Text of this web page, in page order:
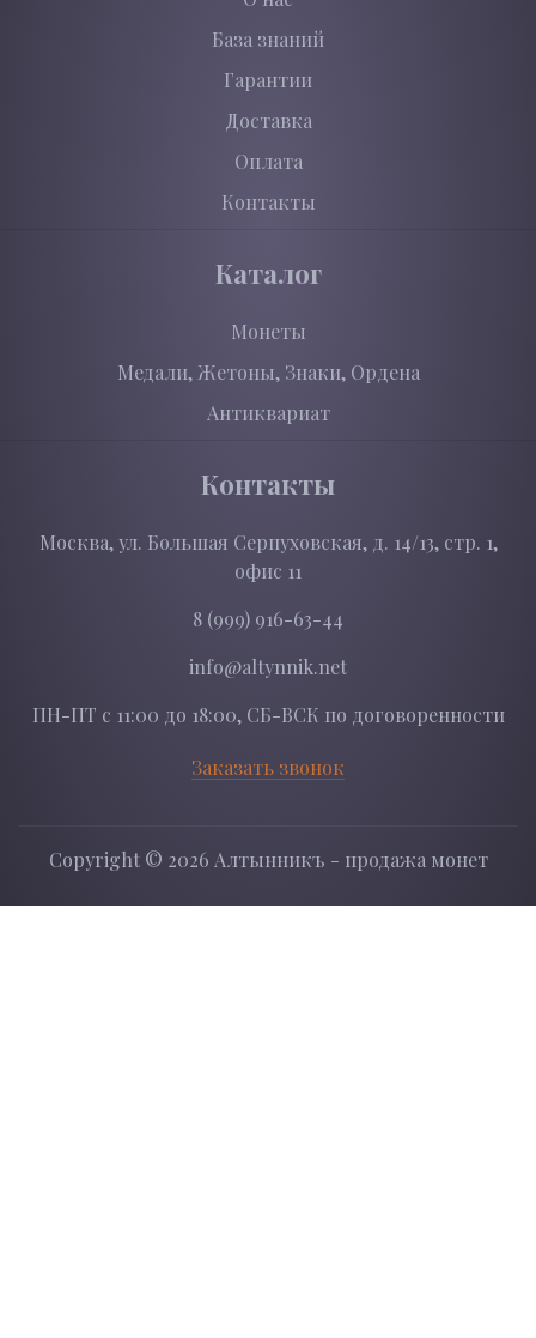
База знаний
Гарантии
Доставка
Оплата
Контакты
Каталог
Монеты
Медали, Жетоны, Знаки, Ордена
Антиквариат
Контакты
Москва, ул. Большая Серпуховская, д. 14/13, стр. 1,
офис 11
8 (999) 916-63-44
info@altynnik.net
ПН-ПТ с 11:00 до 18:00, СБ-ВСК по договоренности
Заказать звонок
Copyright © 2026 Алтынникъ - продажа монет